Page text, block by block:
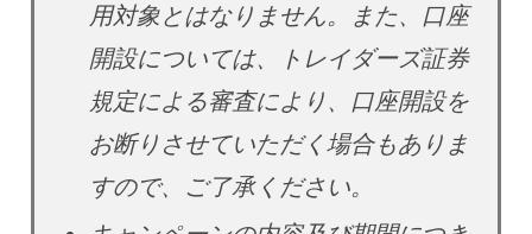
用対象とはなりません。また、口座
開設については、トレイダーズ証券
規定による審査により、口座開設を
お断りさせていただく場合もありま
すので、ご了承ください。